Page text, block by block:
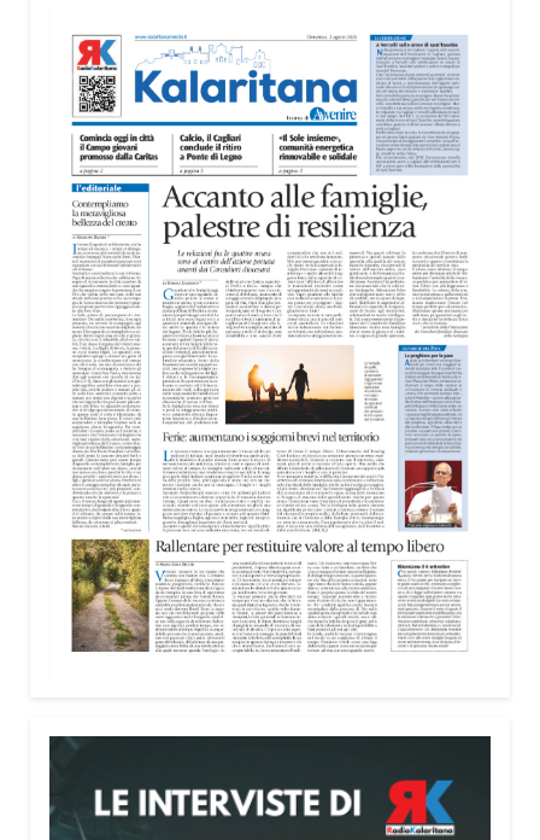
con disabilità nelle attività dell’OAMI al supporto nei
centri di accoglienza per migranti, dove
contribuiscono anche alla cura degli spazi comuni.
«Prendersi cura degli ambienti significa favorire
accoglienza e dignità», racconta Alessandro
Adimari.
Tra i partecipanti anche i seminaristi, impegnati
accanto agli anziani della casa di riposo Cristo Re.
«Un’esperienza di crescita umana e spirituale che
rafforza la vocazione al servizio», sottolinea
Cristiano Pani.
Il programma dedica spazio anche ai temi della
pace e della cooperazione nel Mediterraneo. Oggi
pomeriggio, alla Mediateca del Mediterraneo
(MEM), l’incontro con l’arcivescovo monsignor
Giuseppe Baturi ha approfondito il ruolo dei giovani
nella costruzione di ponti tra culture e popoli, con
un confronto inserito nel percorso “Cagliari Città
della Pace e del Mediterraneo”, progetto che
promuove il dialogo e la collaborazione tra le
libanese del Consiglio dei Giovani del
Mediterraneo della CEI: «Il campo è molto più di
un’esperienza di volontariato: è un’opportunità per
costruire relazioni attraverso il servizio, linguaggio